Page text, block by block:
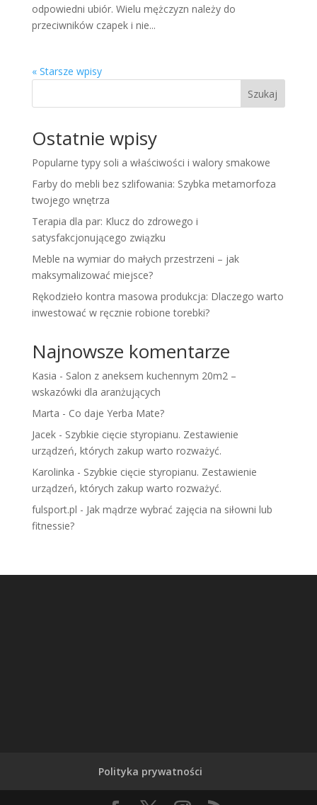
odpowiedni ubiór. Wielu mężczyzn należy do
przeciwników czapek i nie...
« Starsze wpisy
Szukaj
Ostatnie wpisy
Popularne typy soli a właściwości i walory smakowe
Farby do mebli bez szlifowania: Szybka metamorfoza
twojego wnętrza
Terapia dla par: Klucz do zdrowego i
satysfakcjonującego związku
Meble na wymiar do małych przestrzeni – jak
maksymalizować miejsce?
Rękodzieło kontra masowa produkcja: Dlaczego warto
inwestować w ręcznie robione torebki?
Najnowsze komentarze
Kasia - Salon z aneksem kuchennym 20m2 –
wskazówki dla aranżujących
Marta - Co daje Yerba Mate?
Jacek- Szybkie cięcie styropianu. Zestawienie
urządzeń, których zakup warto rozważyć.
Karolinka - Szybkie cięcie styropianu. Zestawienie
urządzeń, których zakup warto rozważyć.
fulsport.pl - Jak mądrze wybrać zajęcia na siłowni lub
fitnessie?
Polityka prywatności